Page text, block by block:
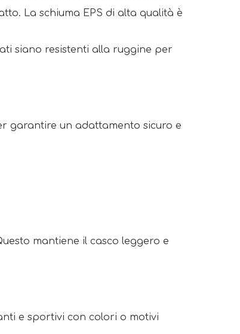
La schiuma EPS di alta qualità è
siano resistenti alla ruggine per
garantire un adattamento sicuro e
mantiene il casco leggero e
e sportivi con colori o motivi